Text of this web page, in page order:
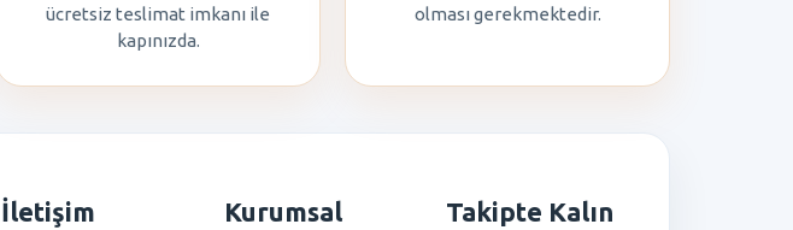
ücretsiz teslimat imkanı ile
kapınızda.
olması gerekmektedir.
İletişim Kurumsal Takipte Kalın